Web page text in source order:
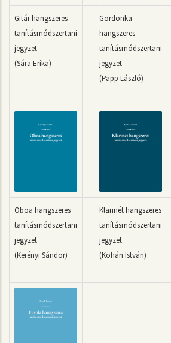
Gitár hangszeres
tanításmódszertani
jegyzet
(Sára Erika)
Gordonka
hangszeres
tanításmódszertani
jegyzet
(Papp László)
Oboa hangszeres
tanításmódszertani
jegyzet
(Kerényi Sándor)
Klarinét hangszeres
tanításmódszertani
jegyzet
(Kohán István)